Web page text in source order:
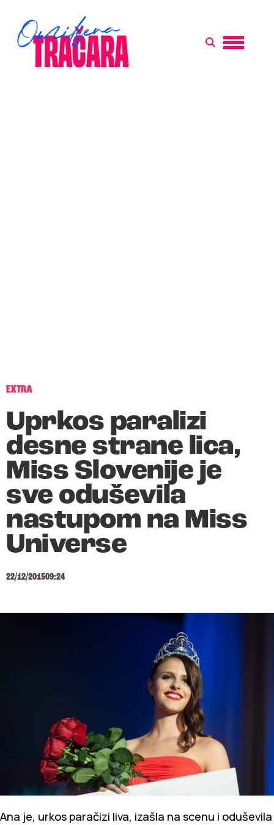
EXTRA
Uprkos paralizi
desne strane lica,
Miss Slovenije je
sve oduševila
nastupom na Miss
Universe
22/12/201509:24
Ana je, urkos paračizi liva, izašla na scenu i oduševila